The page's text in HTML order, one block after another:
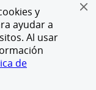
y
ayudar a
Al usar
de